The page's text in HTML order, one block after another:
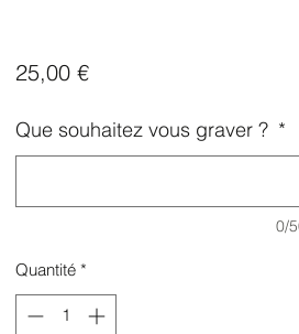
25,00 €Prix
Que souhaitez vous graver ? *
0/
Quantité *